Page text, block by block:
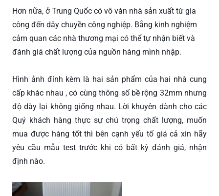
Hơn nữa, ở Trung Quốc có vô vàn nhà sản xuất từ gia
công đến dây chuyền công nghiệp. Bằng kinh nghiệm
cảm quan các nhà thương mại có thể tự nhận biết và
đánh giá chất lượng của nguồn hàng mình nhập.
Hình ảnh đính kèm là hai sản phẩm của hai nhà cung
cấp khác nhau , có cùng thông số bề rộng 32mm nhưng
độ dày lại không giống nhau. Lời khuyên dành cho các
Quý khách hàng thực sự chú trọng chất lượng, muốn
mua được hàng tốt thì bên cạnh yếu tố giá cả xin hãy
yêu cầu mẫu test trước khi có bất kỳ đánh giá, nhận
định nào.